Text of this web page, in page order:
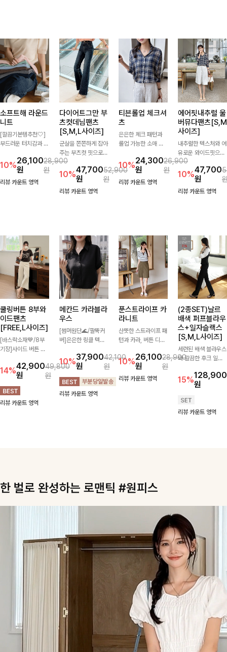
소프트해 라운드
니트
[깔끔기본템추천🤍]
부드러운 터치감과 군
로 매일 손이 가는 자
체제작 니트입니다.
자연스럽게 떨어지는
10%26,100
원
28,900
원
리뷰 카운트 영역
다이어트그만 부
츠컷데님팬츠
[S,M,L사이즈]
군살을 쫀쫀하게 잡아
주는 부츠컷 핏으로
다리 라인을 이쁘고
깔끔하게 만들어주고
진청 색감으로 더욱
슬림해보이는 효과를
10%47,700
원
52,900
원
리뷰 카운트 영역
티븐롤업 체크셔
츠
은은한 체크 패턴과
롤업 가능한 소매 디
를 연출하실 수 있어
요🌿 차르르 흐르는
가벼운 소재와 여유로
10%24,300
원
26,900
원
리뷰 카운트 영역
에어핏내추럴 울
버뮤다팬츠[S,M
사이즈]
내추럴한 텍스처와 여
유로운 와이드핏으로
군살은 자연스럽게 커
버해드리는 버뮤다 팬
츠 🤍 깔끔한 허리 디
테일과 편안한 착용감
10%47,700
원
리뷰 카운트 영역
쿨링버튼 8부와
이드팬츠
[FREE,L사이즈]
[바스락소재💙/8부
기장]사이드 버튼 디
가 되어주는 와이드
팬츠입니다. 여유롭게
떨어지는 실루엣과 가
볍게 바스락거리는 소
재감으로 시원하고 편
14%42,900
원
49,800
원
리뷰 카운트 영역
메칸드 카라블라
우스
[썸머원단🌊/팔뚝커
버]은은한 링클 텍스
이 만나 내추럴하면서
도 세련된 무드를 연
출해주는 블라우스-
데일리룩부터 출근룩
까지 다양하게 활용하
10%37,900
원
42,100
원
리뷰 카운트 영역
푼스트라이프 카
라니트
산뜻한 스트라이프 패
턴과 카라, 버튼 디테
면서도 세련된 무드를
완성해주는 니트 🤍
부드럽고 가벼운 착용
10%26,100
원
28,900
원
리뷰 카운트 영역
(2종SET)날르
배색 퍼프블라우
스+일자슬랙스
[S,M,L사이즈]
세련된 배색 블라우스
와 깔끔한 후크 일자
세트입니다. 허리 라
인을 자연스럽게 살려
일자핏 슬랙스가 만나
단정하면서도 고급스
15%128,900
원
리뷰 카운트 영역
한 벌로 완성하는 로맨틱 #원피스